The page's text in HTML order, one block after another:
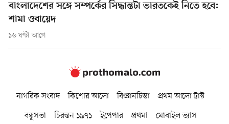
বাংলাদেশের সঙ্গে সম্পর্কের সিদ্ধান্তটা ভারতকেই নিতে হবে:
শামা ওবায়েদ
১৬ ঘণ্টা আগে
নাগরিক সংবাদ কিশোর আলো বিজ্ঞানচিন্তা
প্রথম আলো ট্রাস্ট
বন্ধুসভা
চিরন্তন ১৯৭১ ইপেপার প্রথমা মোবাইল ভ্যাস